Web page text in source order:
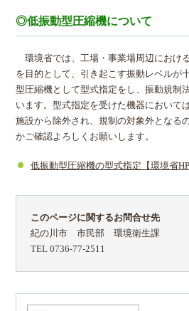
◎低振動型圧縮機について
環境省では、工場・事業場周辺におけ
を目的として、引き起こす振動レベルが
型圧縮機として型式指定をし、振動規制
います。型式指定を受けた機器において
施設から除外され、規制の対象外となる
かご確認よろしくお願いします。
低振動型圧縮機の型式指定【環境省HP
このページに関するお問合せ先
紀の川市 市民部 環境衛生課
TEL 0736-77-2511